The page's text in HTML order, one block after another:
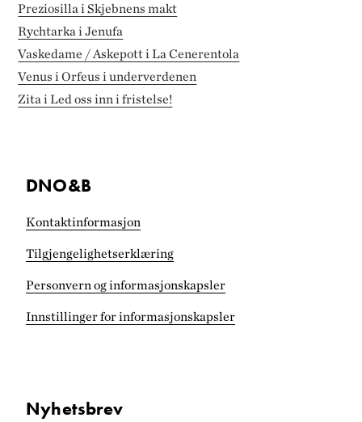
Preziosilla i Skjebnens makt
Rychtarka i Jenufa
Vaskedame / Askepott i La Cenerentola
Venus i Orfeus i underverdenen
Zita i Led oss inn i fristelse!
DNO&B
Kontaktinformasjon
Tilgjengelighets­erklæring
Personvern og informasjonskapsler
Innstillinger for informasjonskapsler
Nyhetsbrev